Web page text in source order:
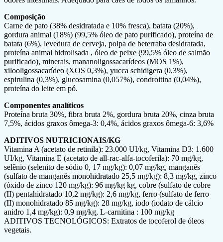
Composição
Carne de pato (38% desidratada e 10% fresca), batata (20%),
gordura animal (18%) (99,5% óleo de pato purificado), proteína de
batata (6%), levedura de cerveja, polpa de beterraba desidratada,
proteína animal hidrolisada , óleo de peixe (99,5% óleo de salmão
purificado), minerais, mananoligossacarídeos (MOS 1%),
xilooligossacarídeo (XOS 0,3%), yucca schidigera (0,3%),
espirulina (0,3%), glucosamina (0,057%), condroitina (0,04%),
proteína do leite em pó.
Componentes analíticos
Proteína bruta 30%, fibra bruta 2%, gordura bruta 20%, cinza bruta
7,5%, ácidos graxos ômega-3: 0,4%, ácidos graxos ômega-6: 3,6%
ADITIVOS NUTRICIONAIS/KG
Vitamina A (acetato de retinila): 23.000 UI/kg, Vitamina D3: 1.600
UI/kg, Vitamina E (acetato de all-rac-alfa-tocoferila): 70 mg/kg,
selênio (selenito de sódio 0, 17 mg/kg): 0,07 mg/kg, manganês
(sulfato de manganês monohidratado 25,5 mg/kg): 8,3 mg/kg, zinco
(óxido de zinco 120 mg/kg): 96 mg/kg kg, cobre (sulfato de cobre
(II) pentahidratado 10,2 mg/kg): 2,6 mg/kg, ferro (sulfato de ferro
(II) monohidratado 85 mg/kg): 28 mg/kg, iodo (iodato de cálcio
anidro 1,4 mg/kg): 0,9 mg/kg, L-carnitina : 100 mg/kg
ADITIVOS TECNOLÓGICOS: Extratos de tocoferol de óleos
vegetais.